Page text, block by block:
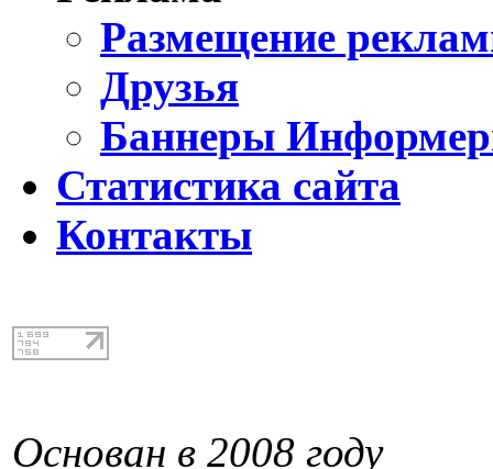
Размещение
Друзья
Баннеры
Статистика сайта
Контакты
Основан в 2008 году